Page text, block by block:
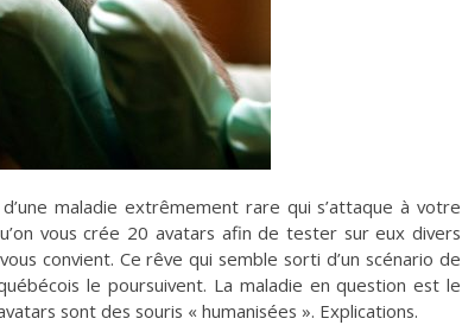
maladie extrêmement rare qui s’attaque à votre
vous crée 20 avatars afin de tester sur eux divers
convient. Ce rêve qui semble sorti d’un scénario de
le poursuivent. La maladie en question est le
sont des souris « humanisées ». Explications.